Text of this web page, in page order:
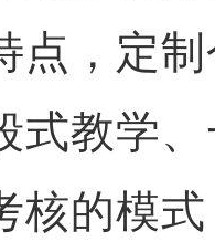
点，定
式教学
核的模